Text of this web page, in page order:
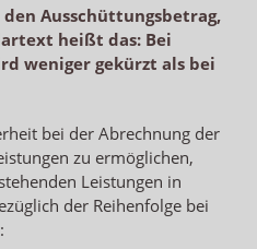
Ausschüttungsbetrag,
heißt das: Bei
weniger gekürzt als bei
bei der Abrechnung der
zu ermöglichen,
Leistungen in
der Reihenfolge bei